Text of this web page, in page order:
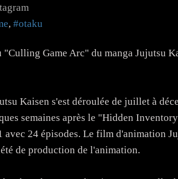
, #otaku
"Culling Game Arc" du manga Jujutsu
Kaisen s'est déroulée de juillet à
semaines après le "Hidden
avec 24 épisodes. Le film d'animation
de production de l'animation.